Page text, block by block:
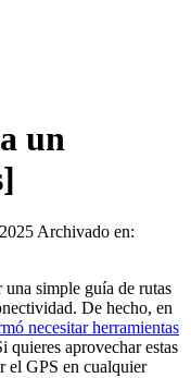
un
Archivado en:
simple guía de rutas
De hecho, en
necesitar herramientas
quieres aprovechar estas
el GPS en cualquier